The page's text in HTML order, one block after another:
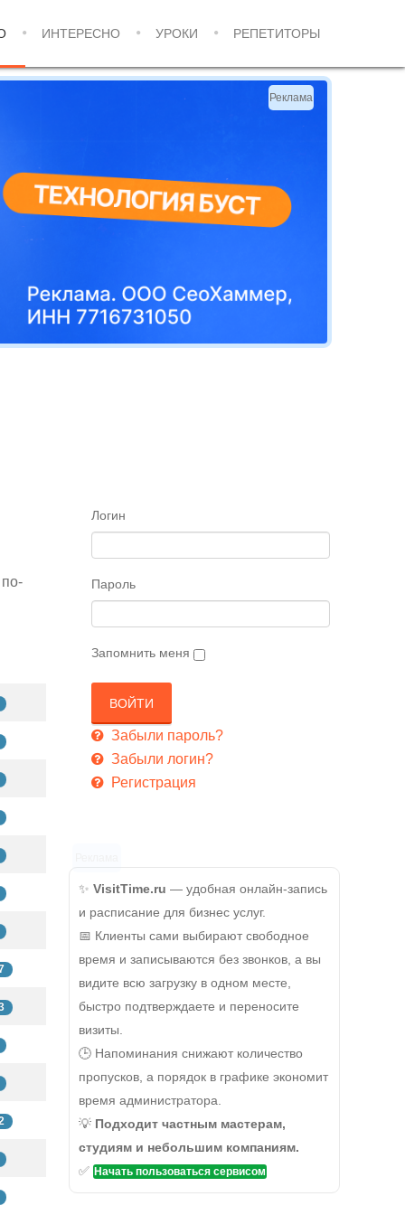
ИНТЕРЕСНО УРОКИ РЕПЕТИТОРЫ
Реклама
Логин
Пароль
Запомнить меня
Забыли пароль?
Забыли логин?
Регистрация
✨ VisitTime.ru — удобная онлайн-запись
и расписание для бизнес услуг.
📅 Клиенты сами выбирают свободное
время и записываются без звонков, а вы
видите всю загрузку в одном месте,
быстро подтверждаете и переносите
визиты.
🕒 Напоминания снижают количество
пропусков, а порядок в графике экономит
время администратора.
💡 Подходит частным мастерам,
студиям и небольшим компаниям.
✅ Начать пользоваться сервисом